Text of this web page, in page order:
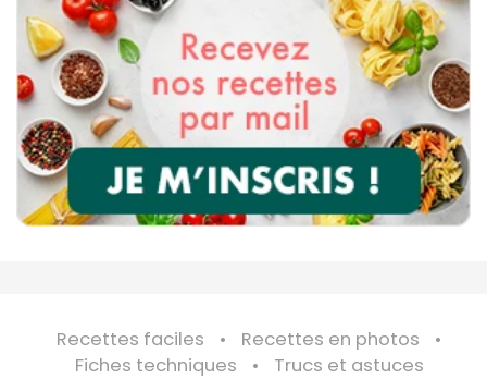
Recettes faciles
Recettes en photos
Fiches techniques
Trucs et astuces